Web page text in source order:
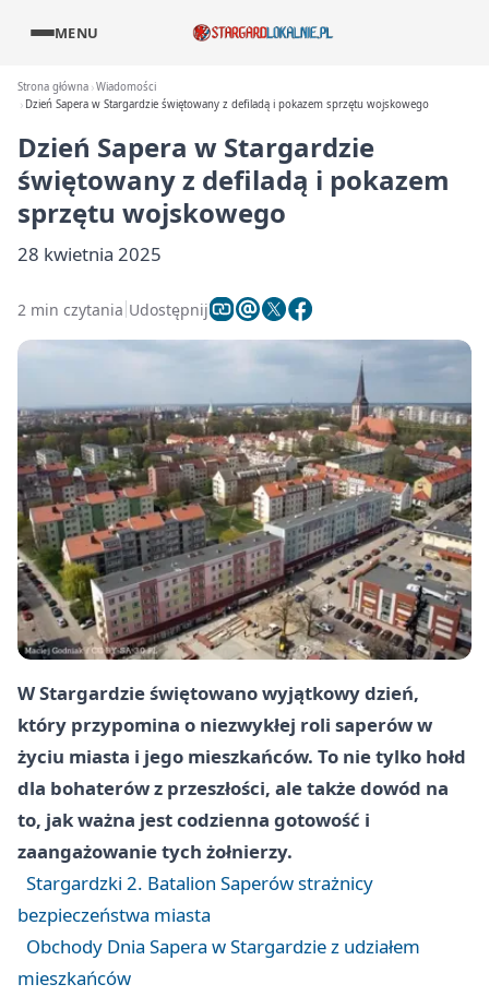
MENU
Strona główna Wiadomości
Dzień Sapera w Stargardzie świętowany z defiladą i pokazem sprzętu wojskowego
Dzień Sapera w Stargardzie
świętowany z defiladą i pokazem
sprzętu wojskowego
28 kwietnia 2025
2 min czytania Udostępnij
W Stargardzie świętowano wyjątkowy dzień,
który przypomina o niezwykłej roli saperów w
życiu miasta i jego mieszkańców. To nie tylko hołd
dla bohaterów z przeszłości, ale także dowód na
to, jak ważna jest codzienna gotowość i
zaangażowanie tych żołnierzy.
Stargardzki 2. Batalion Saperów strażnicy
bezpieczeństwa miasta
Obchody Dnia Sapera w Stargardzie z udziałem
mieszkańców